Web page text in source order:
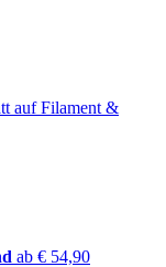
auf Filament &
ab € 54,90